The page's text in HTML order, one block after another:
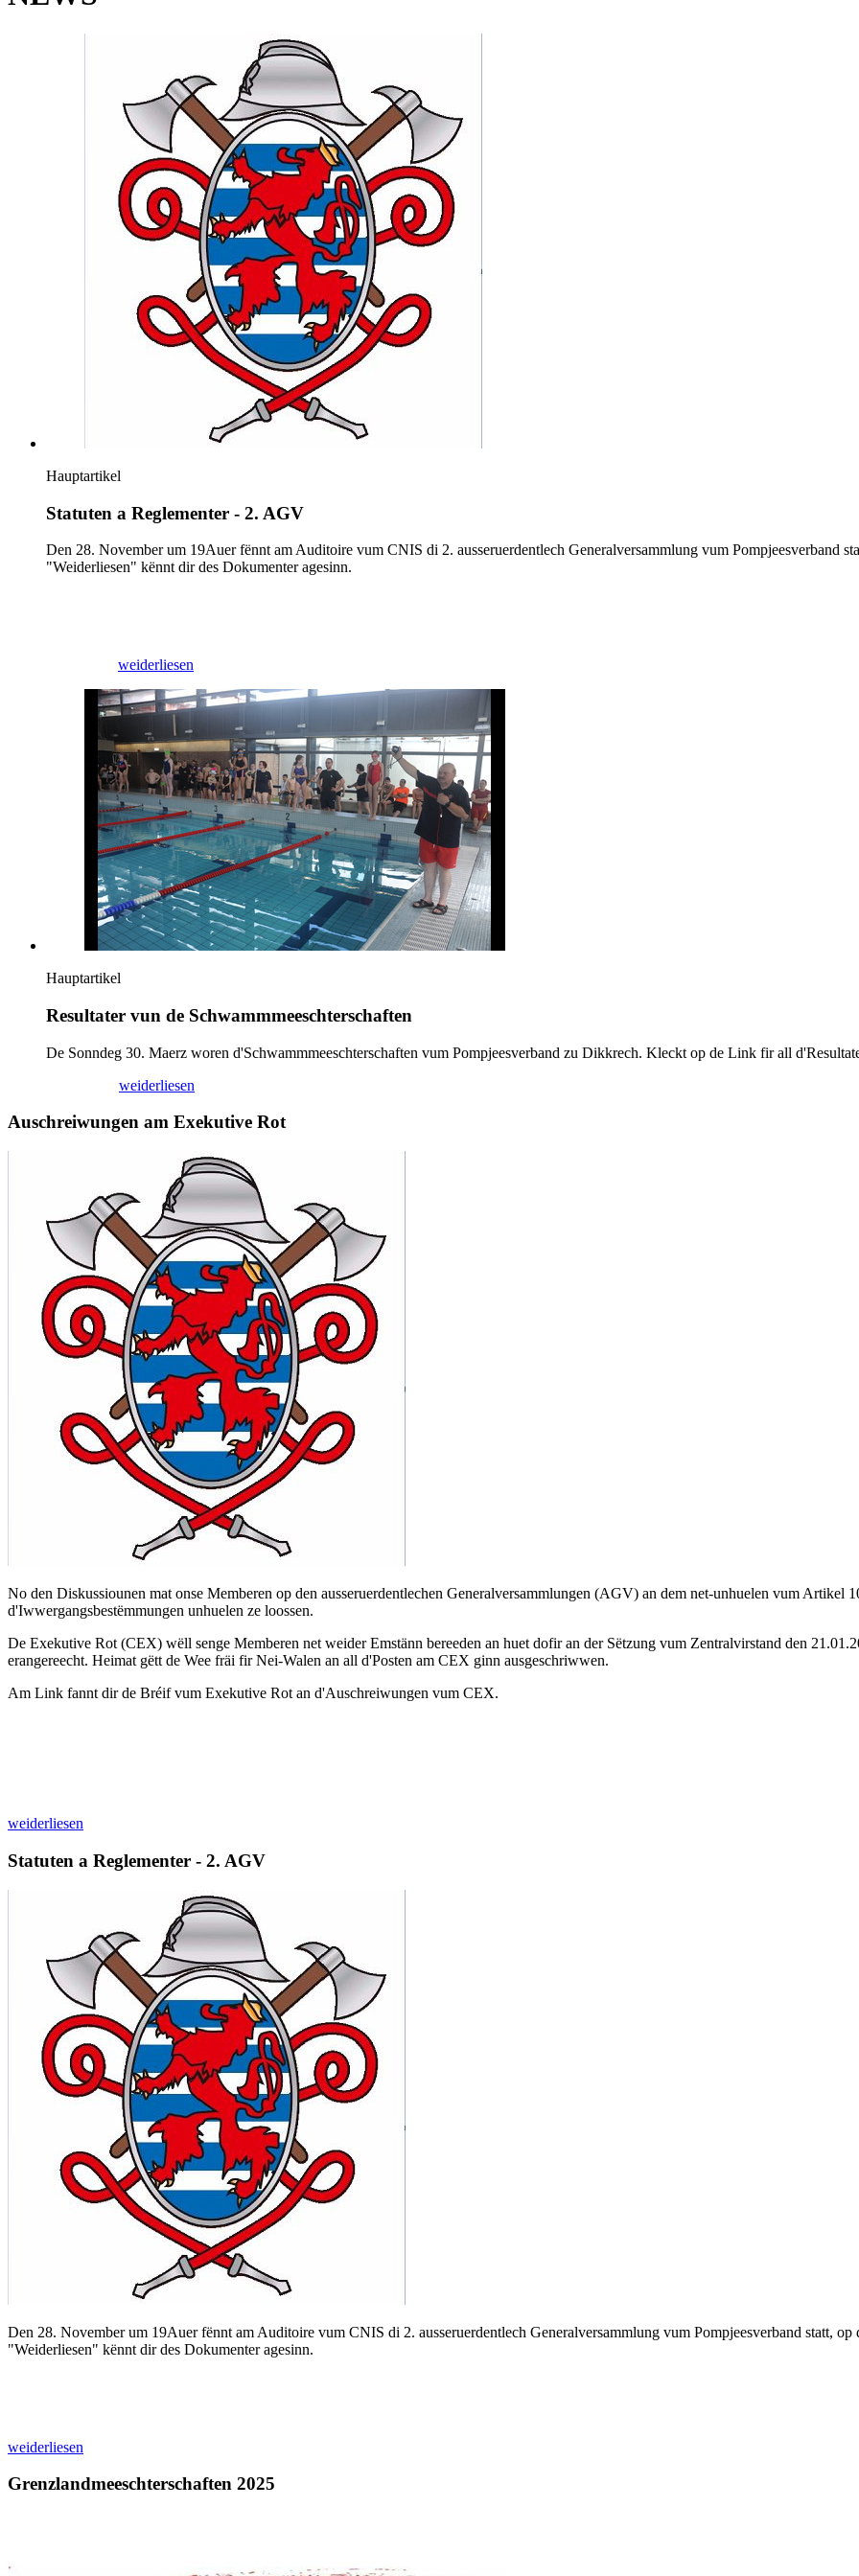
Hauptartikel
Statuten a Reglementer - 2. AGV
Den 28. November um 19Auer fënnt am Auditoire vum CNIS di 2. ausseruerdentlech Generalversammlung vum Pompjeesverband
"Weiderliesen" kënnt dir des Dokumenter agesinn.
weiderliesen
Hauptartikel
Resultater vun de Schwammmeeschterschaften
De Sonndeg 30. Maerz woren d'Schwammmeeschterschaften vum Pompjeesverband zu Dikkrech. Kleckt op de Link fir all
weiderliesen
Auschreiwungen am Exekutive Rot
No den Diskussiounen mat onse Memberen op den ausseruerdentlechen Generalversammlungen (AGV) an dem net-unhuelen vum
d'Iwwergangsbestëmmungen unhuelen ze loossen.
De Exekutive Rot (CEX) wëll senge Memberen net weider Emstänn bereeden an huet dofir an der Sëtzung vum Zentralvirstand den
erangereecht. Heimat gëtt de Wee fräi fir Nei-Walen an all d'Posten am CEX ginn ausgeschriwwen.
Am Link fannt dir de Bréif vum Exekutive Rot an d'Auschreiwungen vum CEX.
weiderliesen
Statuten a Reglementer - 2. AGV
Den 28. November um 19Auer fënnt am Auditoire vum CNIS di 2. ausseruerdentlech Generalversammlung vum Pompjeesverband statt,
"Weiderliesen" kënnt dir des Dokumenter agesinn.
weiderliesen
Grenzlandmeeschterschaften 2025